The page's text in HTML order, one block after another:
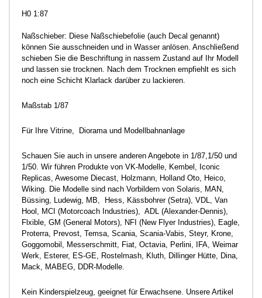
H0 1:87
Naßschieber: Diese Naßschiebefolie (auch Decal genannt)
können Sie ausschneiden und in Wasser anlösen. Anschließend
schieben Sie die Beschriftung in nassem Zustand auf Ihr Modell
und lassen sie trocknen. Nach dem Trocknen empfiehlt es sich
noch eine Schicht Klarlack darüber zu lackieren.
Maßstab 1/87
Für Ihre Vitrine, Diorama und Modellbahnanlage
Schauen Sie auch in unsere anderen Angebote in 1/87,1/50 und
1/50. Wir führen Produkte von VK-Modelle, Kembel, Iconic
Replicas, Awesome Diecast, Holzmann, Holland Oto, Heico,
Wiking. Die Modelle sind nach Vorbildern von Solaris, MAN,
Büssing, Ludewig, MB, Hess, Kässbohrer (Setra), VDL, Van
Hool, MCI (Motorcoach Industries), ADL (Alexander-Dennis),
Flxible, GM (General Motors), NFI (New Flyer Industries), Eagle,
Proterra, Prevost, Temsa, Scania, Scania-Vabis, Steyr, Krone,
Goggomobil, Messerschmitt, Fiat, Octavia, Perlini, IFA, Weimar
Werk, Esterer, ES-GE, Rostelmash, Kluth, Dillinger Hütte, Dina,
Mack, MABEG, DDR-Modelle.
Kein Kinderspielzeug, geeignet für Erwachsene. Unsere Artikel